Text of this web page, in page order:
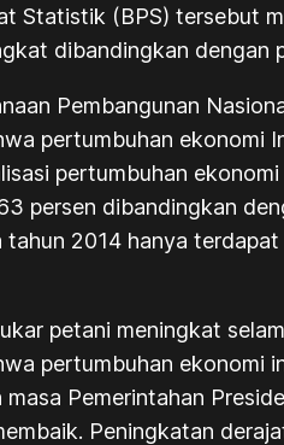
Statistik (BPS) tersebut
dibandingkan dengan
Pembangunan
pertumbuhan ekonomi
pertumbuhan
persen dibandingkan
tahun 2014 hanya
petani meningkat
pertumbuhan ekonomi
masa Pemerintahan
Peningkatan